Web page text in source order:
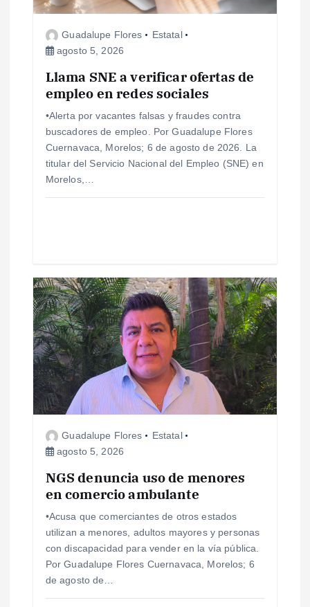
e
s
Guadalupe Flores
Estatal
agosto 5, 2026
Llama SNE a verificar ofertas de
empleo en redes sociales
•Alerta por vacantes falsas y fraudes contra
buscadores de empleo. Por Guadalupe Flores
Cuernavaca, Morelos; 6 de agosto de 2026. La
titular del Servicio Nacional del Empleo (SNE) en
Morelos,…
Guadalupe Flores
Estatal
agosto 5, 2026
NGS denuncia uso de menores
en comercio ambulante
•Acusa que comerciantes de otros estados
utilizan a menores, adultos mayores y personas
con discapacidad para vender en la vía pública.
Por Guadalupe Flores Cuernavaca, Morelos; 6
de agosto de…